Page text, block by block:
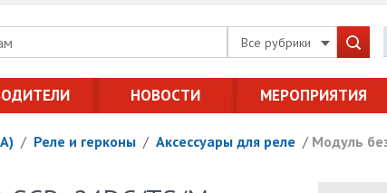
Все рубрики
НОВОСТИ МЕРОПРИЯТИЯ
/ Реле и герконы / Аксессуары для реле / Модуль